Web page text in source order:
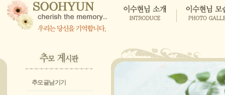
추모글남기기